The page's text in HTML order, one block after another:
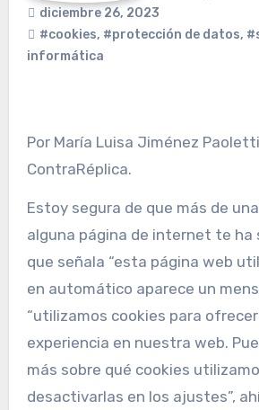
diciembre 26, 2023
#cookies, #protección de datos,
informática
Por María Luisa Jiménez Paoletti. Publicado en
ContraRéplica.
Estoy segura de que más de
alguna página de internet te ha
que señala “esta página web
en automático aparece un
“utilizamos cookies para
experiencia en nuestra web.
más sobre qué cookies
desactivarlas en los ajustes”,